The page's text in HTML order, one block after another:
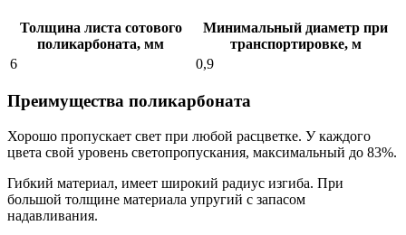
Толщина листа сотового
поликарбоната, мм
Минимальный диаметр при
транспортировке, м
6
0,9
Преимущества поликарбоната
Хорошо пропускает свет при любой расцветке. У каждого
цвета свой уровень светопропускания, максимальный до 83%.
Гибкий материал, имеет широкий радиус изгиба. При
большой толщине материала упругий с запасом
надавливания.